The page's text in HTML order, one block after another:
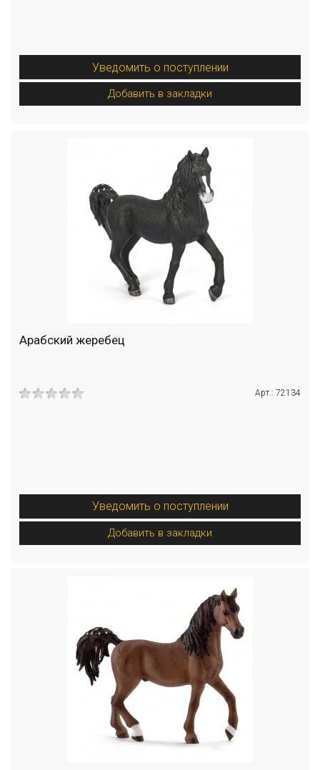
Уведомить о поступлении
Добавить в закладки
Арабский жеребец
Арт.: 72134
Уведомить о поступлении
Добавить в закладки